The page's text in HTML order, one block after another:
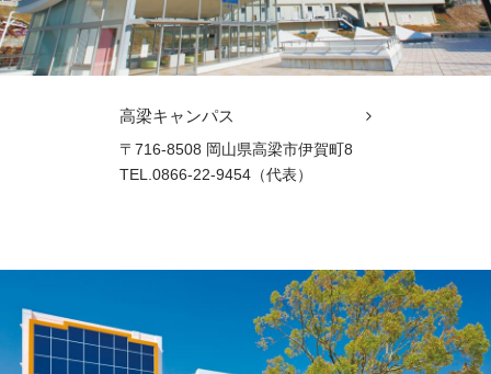
高梁キャンパス
〒716-8508 岡山県高梁市伊賀町8
TEL.0866-22-9454（代表）